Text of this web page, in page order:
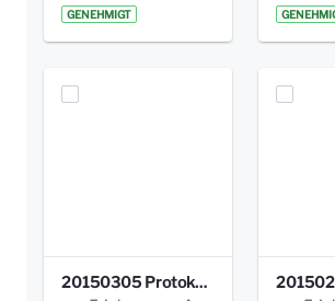
GENEHMIGT
20150305 Protokoll Bismarckplatz _UrbanG_01.pdf